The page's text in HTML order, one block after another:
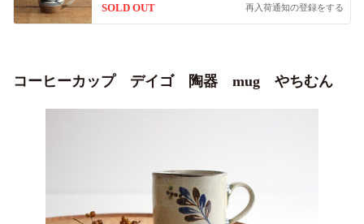
SOLD OUT 再入荷通知の登録をする
コーヒーカップ デイゴ 陶器 mug やちむん